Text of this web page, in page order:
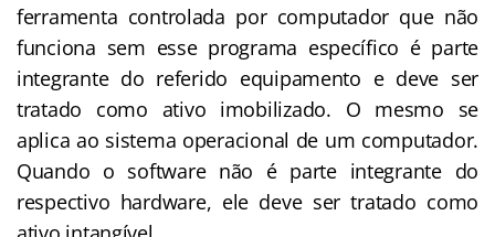
ferramenta controlada por computador que não
funciona sem esse programa específico é parte
integrante do referido equipamento e deve ser
tratado como ativo imobilizado. O mesmo se
aplica ao sistema operacional de um computador.
Quando o software não é parte integrante do
respectivo hardware, ele deve ser tratado como